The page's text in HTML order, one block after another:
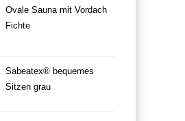
Ovale Sauna mit Vordach
Fichte
Sabeatex® bequemes
Sitzen grau